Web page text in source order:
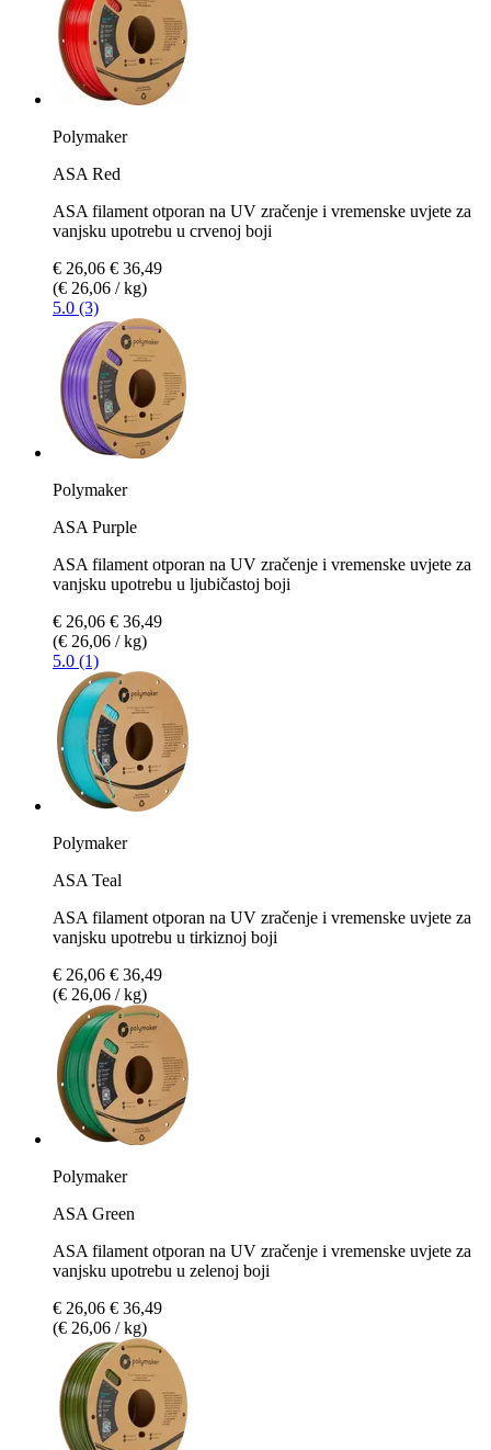
Polymaker
ASA Red
ASA filament otporan na UV zračenje i vremenske uvjete za
vanjsku upotrebu u crvenoj boji
€ 26,06 € 36,49
(€ 26,06 / kg)
5.0 (3)
Polymaker
ASA Purple
ASA filament otporan na UV zračenje i vremenske uvjete za
vanjsku upotrebu u ljubičastoj boji
€ 26,06 € 36,49
(€ 26,06 / kg)
5.0 (1)
Polymaker
ASA Teal
ASA filament otporan na UV zračenje i vremenske uvjete za
vanjsku upotrebu u tirkiznoj boji
€ 26,06 € 36,49
(€ 26,06 / kg)
Polymaker
ASA Green
ASA filament otporan na UV zračenje i vremenske uvjete za
vanjsku upotrebu u zelenoj boji
€ 26,06 € 36,49
(€ 26,06 / kg)